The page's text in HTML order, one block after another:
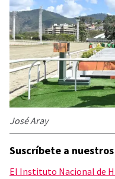
José Aray
Suscríbete a
El Instituto Nacional de